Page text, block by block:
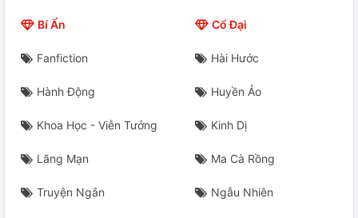
Bí Ẩn Cổ Đại
Fanfiction Hài Hước
Hành Động Huyền Ảo
Khoa Học - Viễn Tưởng Kinh Dị
Lãng Mạn Ma Cà Rồng
Truyện Ngắn Ngẫu Nhiên